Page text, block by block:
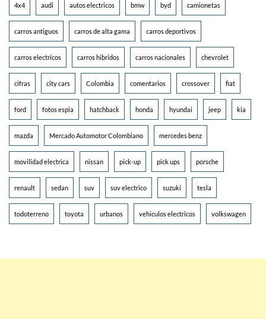
4x4 audi autos electricos bmw byd camionetas
carros antiguos carros de alta gama carros deportivos
carros electricos carros hibridos carros nacionales chevrolet
cifras city cars Colombia comentarios crossover fiat
ford fotos espia hatchback honda hyundai jeep kia
mazda Mercado Automotor Colombiano mercedes benz
movilidad electrica nissan pick-up pick ups porsche
renault sedan suv suv electrico suzuki tesla
todoterreno toyota urbanos vehiculos electricos volkswagen